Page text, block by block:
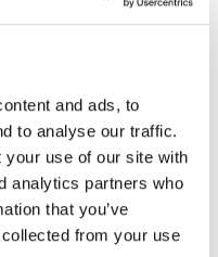
and ads, to
to analyse our traffic.
your use of our site with
analytics partners who
that you’ve
from your use
que abonan a la
Este año exploramos
políticas
racismo, migración y
entre la situación en
Unidos. El festival
colectivos,
enriquecerán un